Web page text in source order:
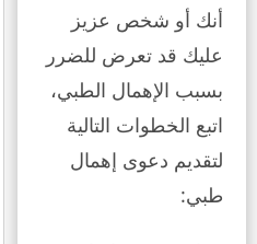
أنك أو شخص عزيز
عليك قد تعرض للضرر
بسبب الإهمال الطبي،
اتبع الخطوات التالية
لتقديم دعوى إهمال
طبي: